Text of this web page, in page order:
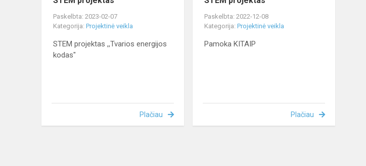
Paskelbta: 2023-02-07
Kategorija: Projektinė veikla
STEM projektas ,,Tvarios energijos
kodas"
Plačiau
Paskelbta: 2022-12-08
Kategorija:Projektinė veikla
Pamoka KITAIP
Plačiau